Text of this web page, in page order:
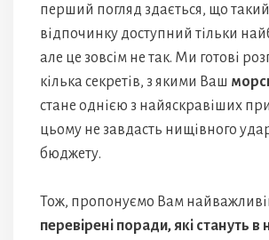
перший погляд здається, що
відпочинку доступний тільки
але це зовсім не так. Ми готові
кілька секретів, з якими Ваш
стане однією з найяскравіших
цьому не завдасть нищівного
бюджету.
Тож, пропонуємо Вам
перевірені поради, які стануть в